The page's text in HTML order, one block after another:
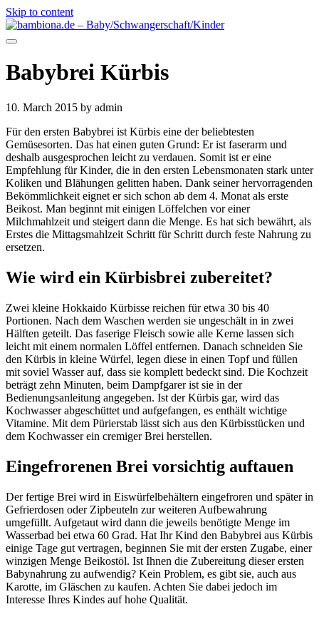
Skip to content
Babybrei Kürbis
10. March 2015 by admin
Für den ersten Babybrei ist Kürbis eine der beliebtesten
Gemüsesorten. Das hat einen guten Grund: Er ist faserarm und
deshalb ausgesprochen leicht zu verdauen. Somit ist er eine
Empfehlung für Kinder, die in den ersten Lebensmonaten stark unter
Koliken und Blähungen gelitten haben. Dank seiner hervorragenden
Bekömmlichkeit eignet er sich schon ab dem 4. Monat als erste
Beikost. Man beginnt mit einigen Löffelchen vor einer
Milchmahlzeit und steigert dann die Menge. Es hat sich bewährt, als
Erstes die Mittagsmahlzeit Schritt für Schritt durch feste Nahrung zu
ersetzen.
Wie wird ein Kürbisbrei zubereitet?
Zwei kleine Hokkaido Kürbisse reichen für etwa 30 bis 40
Portionen. Nach dem Waschen werden sie ungeschält in in zwei
Hälften geteilt. Das faserige Fleisch sowie alle Kerne lassen sich
leicht mit einem normalen Löffel entfernen. Danach schneiden Sie
den Kürbis in kleine Würfel, legen diese in einen Topf und füllen
mit soviel Wasser auf, dass sie komplett bedeckt sind. Die Kochzeit
beträgt zehn Minuten, beim Dampfgarer ist sie in der
Bedienungsanleitung angegeben. Ist der Kürbis gar, wird das
Kochwasser abgeschüttet und aufgefangen, es enthält wichtige
Vitamine. Mit dem Pürierstab lässt sich aus den Kürbisstücken und
dem Kochwasser ein cremiger Brei herstellen.
Eingefrorenen Brei vorsichtig auftauen
Der fertige Brei wird in Eiswürfelbehältern eingefroren und später in
Gefrierdosen oder Zipbeuteln zur weiteren Aufbewahrung
umgefüllt. Aufgetaut wird dann die jeweils benötigte Menge im
Wasserbad bei etwa 60 Grad. Hat Ihr Kind den Babybrei aus Kürbis
einige Tage gut vertragen, beginnen Sie mit der ersten Zugabe, einer
winzigen Menge Beikostöl. Ist Ihnen die Zubereitung dieser ersten
Babynahrung zu aufwendig? Kein Problem, es gibt sie, auch aus
Karotte, im Gläschen zu kaufen. Achten Sie dabei jedoch im
Interesse Ihres Kindes auf hohe Qualität.